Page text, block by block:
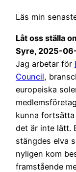
Läs min
Låt oss ställa
Syre, 2025-
Jag arbetar för
Council,
europeiska
kunna
det är inte lätt.
stängdes elva
nyligen kom
framstående